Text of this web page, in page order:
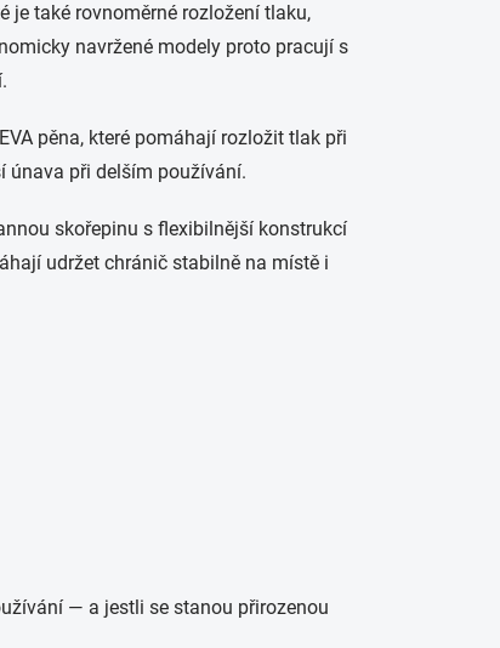
je také rovnoměrné rozložení tlaku,
navržené modely proto pracují s
pěna, které pomáhají rozložit tlak při
únava při delším používání.
skořepinu s flexibilnější konstrukcí
udržet chránič stabilně na místě i
— a jestli se stanou přirozenou